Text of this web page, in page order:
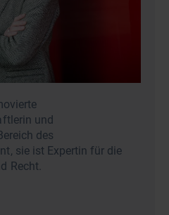
und
des
sie ist Expertin für die
Recht.